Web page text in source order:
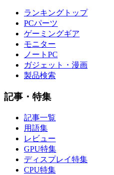
ランキングトップ
PCパーツ
ゲーミングギア
モニター
ノートPC
ガジェット・漫画
製品検索
記事・特集
記事一覧
用語集
レビュー
GPU特集
ディスプレイ特集
CPU特集